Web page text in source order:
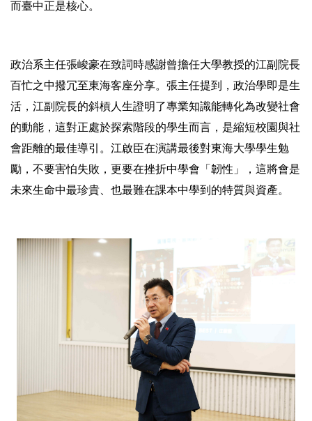
而臺中正是核心。
政治系主任張峻豪在致詞時感謝曾擔任大學教授的江副院長
百忙之中撥冗至東海客座分享。張主任提到，政治學即是生
活，江副院長的斜槓人生證明了專業知識能轉化為改變社會
的動能，這對正處於探索階段的學生而言，是縮短校園與社
會距離的最佳導引。江啟臣在演講最後對東海大學學生勉
勵，不要害怕失敗，更要在挫折中學會「韌性」，這將會是
未來生命中最珍貴、也最難在課本中學到的特質與資產。